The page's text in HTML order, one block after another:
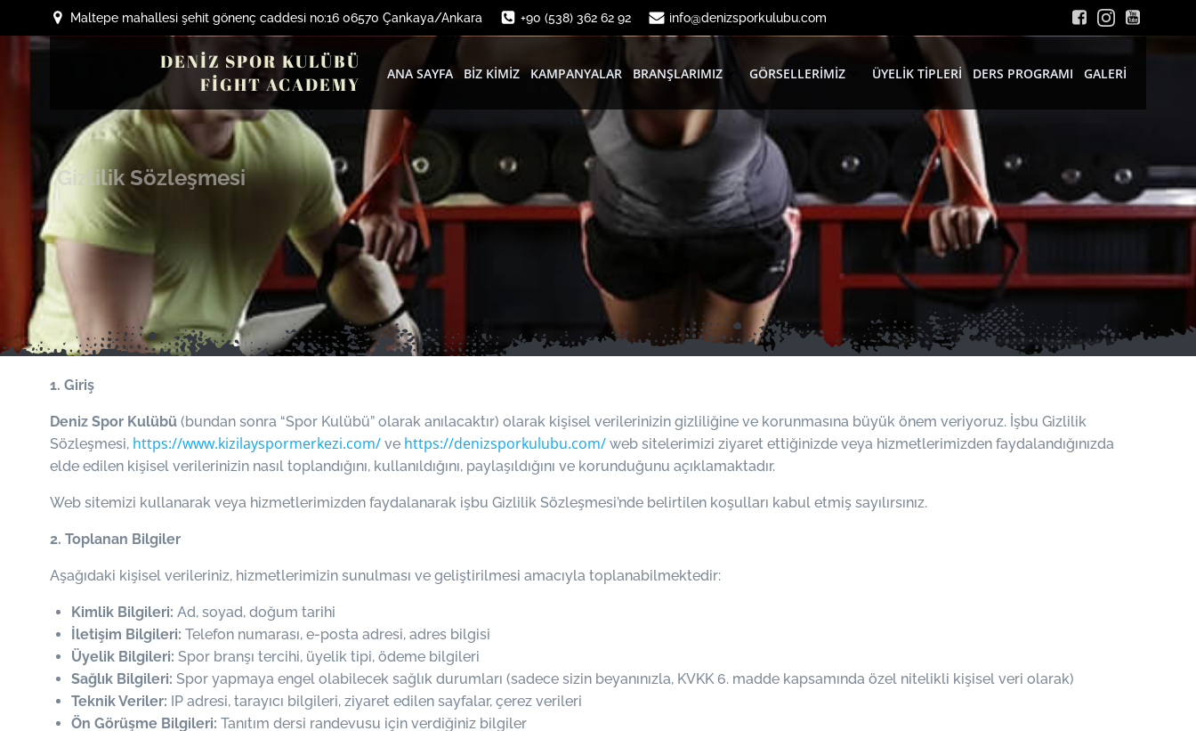
geç
Maltepe mahallesi şehit gönenç caddesi no:16 06570 Çankaya/Ankara +90 (538) 362 62 92 info@denizsporkulubu.com
DENİZ SPOR KULÜBÜ
FİGHT ACADEMY
ANA SAYFA BIZ KIMIZ KAMPANYALAR BRANŞLARIMIZ GÖRSELLERIMIZ ÜYELIK TIPLERI DERS PROGRAMI GALERI
Gizlilik Sözleşmesi
1. Giriş
Deniz Spor Kulübü (bundan sonra “Spor Kulübü” olarak anılacaktır) olarak kişisel verilerinizin gizliliğine ve korunmasına büyük önem veriyoruz. İşbu Gizlilik
Sözleşmesi, https://www.kizilayspormerkezi.com/ ve https://denizsporkulubu.com/ web sitelerimizi ziyaret ettiğinizde veya hizmetlerimizden faydalandığınızda
elde edilen kişisel verilerinizin nasıl toplandığını, kullanıldığını, paylaşıldığını ve korunduğunu açıklamaktadır.
Web sitemizi kullanarak veya hizmetlerimizden faydalanarak işbu Gizlilik Sözleşmesi’nde belirtilen koşulları kabul etmiş sayılırsınız.
2. Toplanan Bilgiler
Aşağıdaki kişisel verileriniz, hizmetlerimizin sunulması ve geliştirilmesi amacıyla toplanabilmektedir:
Kimlik Bilgileri: Ad, soyad, doğum tarihi
İletişim Bilgileri: Telefon numarası, e-posta adresi, adres bilgisi
Üyelik Bilgileri: Spor branşı tercihi, üyelik tipi, ödeme bilgileri
Sağlık Bilgileri: Spor yapmaya engel olabilecek sağlık durumları (sadece sizin beyanınızla, KVKK 6. madde kapsamında özel nitelikli kişisel veri olarak)
Teknik Veriler: IP adresi, tarayıcı bilgileri, ziyaret edilen sayfalar, çerez verileri
Ön Görüşme Bilgileri: Tanıtım dersi randevusu için verdiğiniz bilgiler